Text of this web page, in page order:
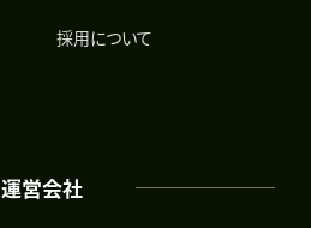
採用について
運営会社